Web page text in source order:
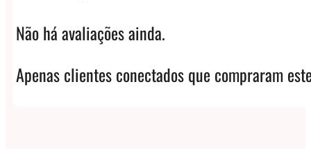
Não há avaliações ainda.
Apenas clientes conectados que compraram